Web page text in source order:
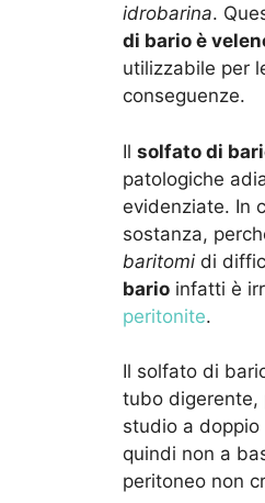
idrobarina.
di bario è
utilizzabile per
conseguenze.
Il solfato di
patologiche
evidenziate. In
sostanza,
baritomi di
bario infatti è
peritonite.
Il solfato di
tubo digerente,
studio a
quindi non a
peritoneo non